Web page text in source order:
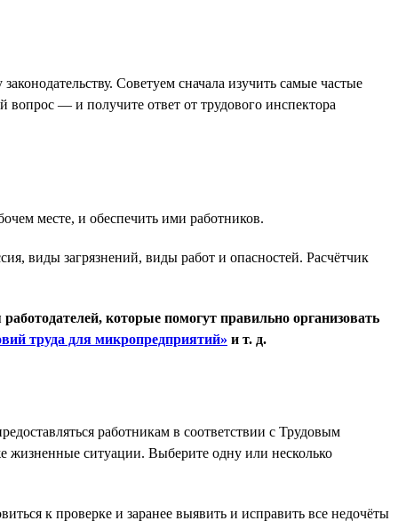
Советуем сначала изучить самые частые
вопрос — и получите ответ от трудового инспектора
месте, и обеспечить ими работников.
виды загрязнений, виды работ и опасностей. Расчётчик
которые помогут правильно организовать
труда для микропредприятий» и т. д.
работникам в соответствии с Трудовым
жизненные ситуации. Выберите одну или несколько
к проверке и заранее выявить и исправить все недочёты